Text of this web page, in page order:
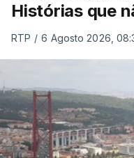
Histórias que
RTP / 6 Agosto 2026,